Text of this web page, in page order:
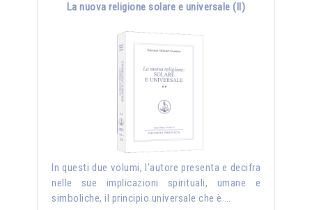
La nuova religione solare e universale (II)
In questi due volumi, l’autore presenta e decifra
nelle sue implicazioni spirituali, umane e
simboliche, il principio universale che è …